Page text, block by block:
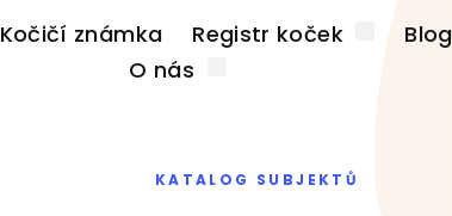
Kočičí známka Registr koček
Blog
O nás
KATALOG SUBJEKTŮ